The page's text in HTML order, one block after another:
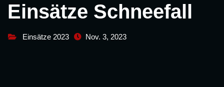
Einsätze Schneefall
Einsätze 2023 Nov. 3, 2023